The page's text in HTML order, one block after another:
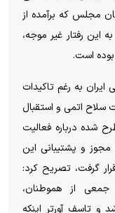
مجلس که برآمده از
رفتار غیر موجه،
بوده است.
ایران به رغم تاکیدات
سلاح اتمی و استقبال
شده درباره فعالیت
مجوز و پشتیبانی این
گرفت، تصریح کرد‌:
از هموطنان،
و تاسف آورتر اینکه